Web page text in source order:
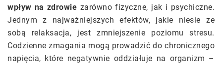
wpływ na zdrowie zarówno fizyczne, jak i psychiczne.
Jednym z najważniejszych efektów, jakie niesie ze
sobą relaksacja, jest zmniejszenie poziomu stresu.
Codzienne zmagania mogą prowadzić do chronicznego
napięcia, które negatywnie oddziałuje na organizm –